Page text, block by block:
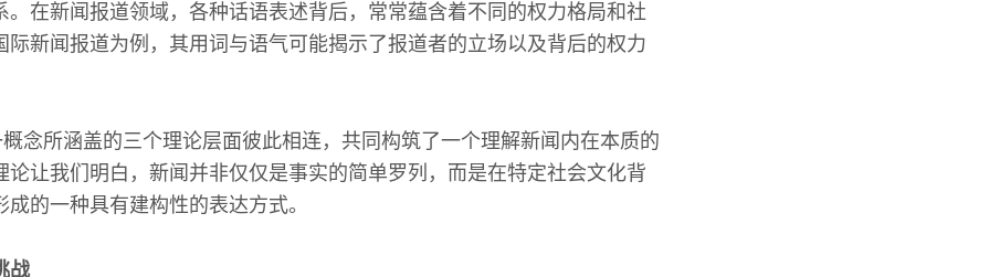
。在新闻报道领域，各种话语表述背后，常常蕴含着不同的权力格局和社
际新闻报道为例，其用词与语气可能揭示了报道者的立场以及背后的权力
概念所涵盖的三个理论层面彼此相连，共同构筑了一个理解新闻内在本质的
论让我们明白，新闻并非仅仅是事实的简单罗列，而是在特定社会文化背
的一种具有建构性的表达方式。
战